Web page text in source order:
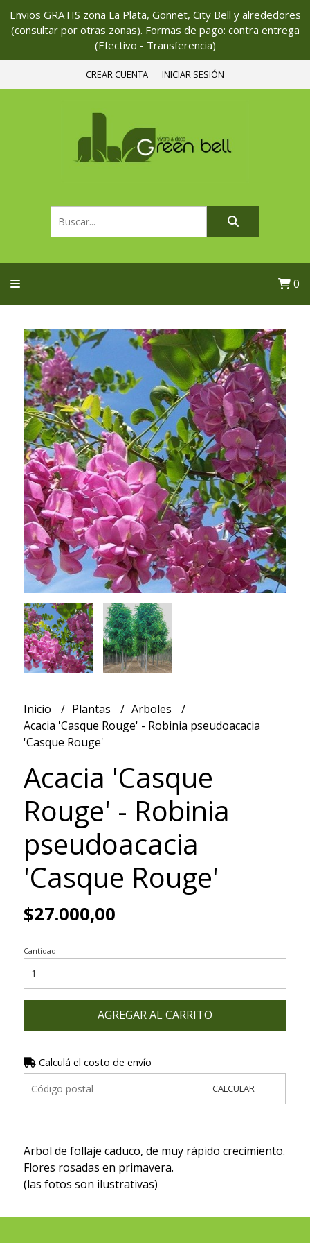
Envios GRATIS zona La Plata, Gonnet, City Bell y alrededores
(consultar por otras zonas). Formas de pago: contra entrega
(Efectivo - Transferencia)
CREAR CUENTA INICIAR SESIÓN
0
Inicio Plantas
Arboles
Acacia 'Casque Rouge' - Robinia pseudoacacia
'Casque Rouge'
Acacia 'Casque
Rouge' - Robinia
pseudoacacia
'Casque Rouge'
$27.000,00
Cantidad
AGREGAR AL CARRITO
Calculá el costo de envío
CALCULAR
Arbol de follaje caduco, de muy rápido crecimiento.
Flores rosadas en primavera.
(las fotos son ilustrativas)